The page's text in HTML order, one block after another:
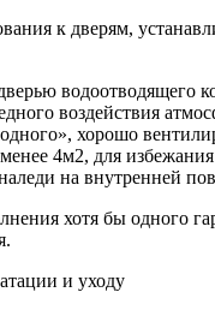
к дверям,
водоотводящего
воздействия
хорошо
4м2, для избежания
на внутренней
хотя бы одного
и уходу